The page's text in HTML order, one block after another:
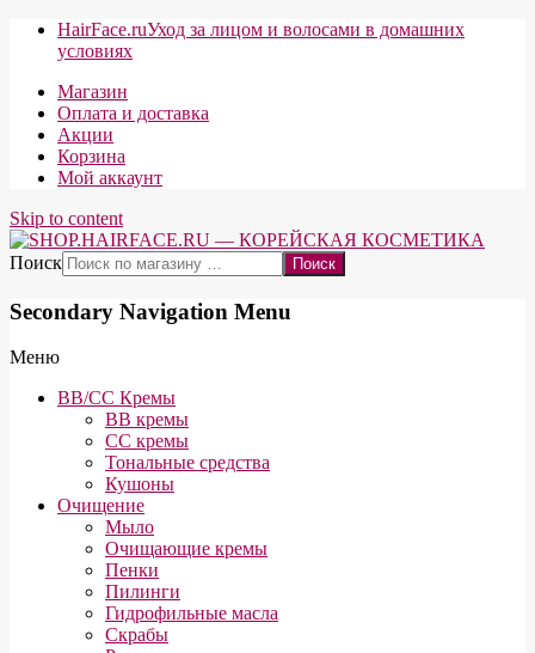
HairFace.ruУход за лицом и волосами в домашних
условиях
Магазин
Оплата и доставка
Акции
Корзина
Мой аккаунт
Skip to content
Поиск
Secondary Navigation Menu
Меню
BB/CC Кремы
BB кремы
СС кремы
Тональные средства
Кушоны
Очищение
Мыло
Очищающие кремы
Пенки
Пилинги
Гидрофильные масла
Скрабы